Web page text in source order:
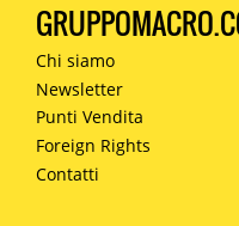
Chi siamo
Newsletter
Punti Vendita
Foreign Rights
Contatti